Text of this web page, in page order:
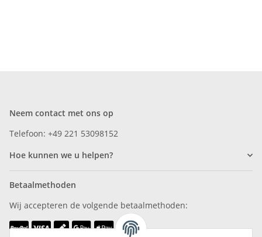
Neem contact met ons op
Telefoon: +49 221 53098152
Hoe kunnen we u helpen?
Betaalmethoden
Wij accepteren de volgende betaalmethoden: